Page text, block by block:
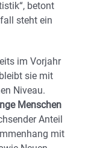
betont
steht ein
im Vorjahr
sie mit
Niveau.
Menschen
Anteil
mit